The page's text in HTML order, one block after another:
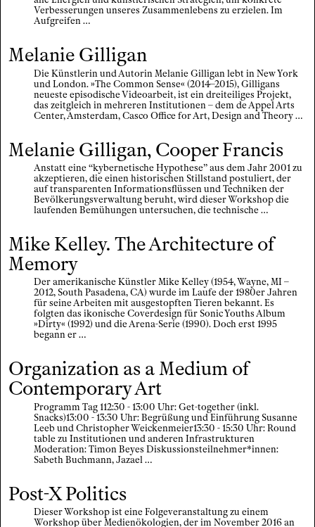
Verbesserungen unseres Zusammenlebens zu erzielen. Im
Aufgreifen …
Melanie Gilligan
Die Künstlerin und Autorin Melanie Gilligan lebt in New York
und London. »The Common Sense« (2014–2015), Gilligans
neueste episodische Videoarbeit, ist ein dreiteiliges Projekt,
das zeitgleich in mehreren Institutionen – dem de Appel Arts
Center, Amsterdam, Casco Office for Art, Design and Theory …
Melanie Gilligan, Cooper Francis
Anstatt eine “kybernetische Hypothese” aus dem Jahr 2001 zu
akzeptieren, die einen historischen Stillstand postuliert, der
auf transparenten Informationsflüssen und Techniken der
Bevölkerungsverwaltung beruht, wird dieser Workshop die
laufenden Bemühungen untersuchen, die technische …
Mike Kelley. The Architecture of
Memory
Der amerikanische Künstler Mike Kelley (1954, Wayne, MI –
2012, South Pasadena, CA) wurde im Laufe der 1980er Jahren
für seine Arbeiten mit ausgestopften Tieren bekannt. Es
folgten das ikonische Coverdesign für Sonic Youths Album
»Dirty« (1992) und die Arena-Serie (1990). Doch erst 1995
begann er …
Organization as a Medium of
Contemporary Art
Programm Tag 112:30 - 13:00 Uhr: Get-together (inkl.
Snacks)13:00 - 13:30 Uhr: Begrüßung und Einführung Susanne
Leeb und Christopher Weickenmeier13:30 - 15:30 Uhr: Round
table zu Institutionen und anderen Infrastrukturen
Moderation: Timon Beyes Diskussionsteilnehmer*innen:
Sabeth Buchmann, Jazael …
Post-X Politics
Dieser Workshop ist eine Folgeveranstaltung zu einem
Workshop über Medienökologien, der im November 2016 an